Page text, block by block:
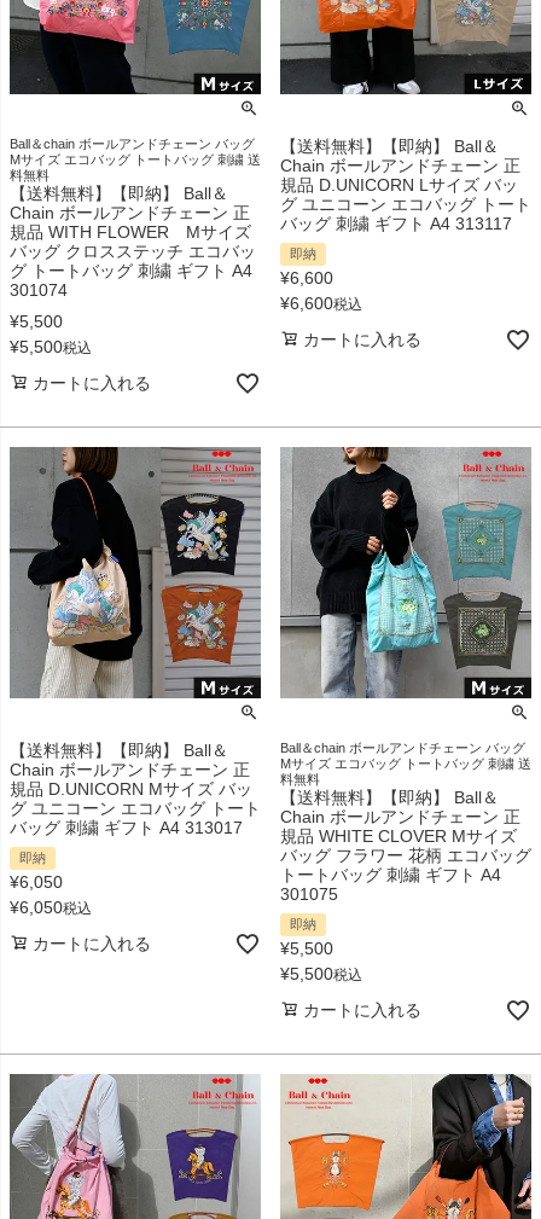
Ball＆chain ボールアンドチェーン バッグ
Mサイズ エコバッグ トートバッグ 刺繍 送
料無料
【送料無料】【即納】 Ball＆
Chain ボールアンドチェーン 正
規品 WITH FLOWER Mサイズ
バッグ クロスステッチ エコバッ
グ トートバッグ 刺繍 ギフト A4
301074
¥5,500
¥5,500税込
カートに入れる
【送料無料】【即納】 Ball＆
Chain ボールアンドチェーン 正
規品 D.UNICORN Lサイズ バッ
グ ユニコーン エコバッグ トート
バッグ 刺繍 ギフト A4 313117
即納
¥6,600
¥6,600税込
カートに入れる
【送料無料】【即納】 Ball＆
Chain ボールアンドチェーン 正
規品 D.UNICORN Mサイズ バッ
グ ユニコーン エコバッグ トート
バッグ 刺繍 ギフト A4 313017
即納
¥6,050
¥6,050税込
カートに入れる
Ball＆chain ボールアンドチェーン バッグ
Mサイズ エコバッグ トートバッグ 刺繍 送
料無料
【送料無料】【即納】 Ball＆
Chain ボールアンドチェーン 正
規品 WHITE CLOVER Mサイズ
バッグ フラワー 花柄 エコバッグ
トートバッグ 刺繍 ギフト A4
301075
即納
¥5,500
¥5,500税込
カートに入れる